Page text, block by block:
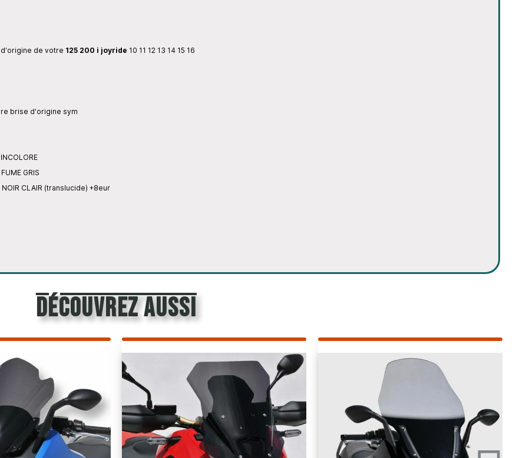
de votre 125 200 i joyride 10 11 12 13 14 15 16
brise d'origine sym
GRIS
CLAIR (translucide) +8eur
découvrez aussi